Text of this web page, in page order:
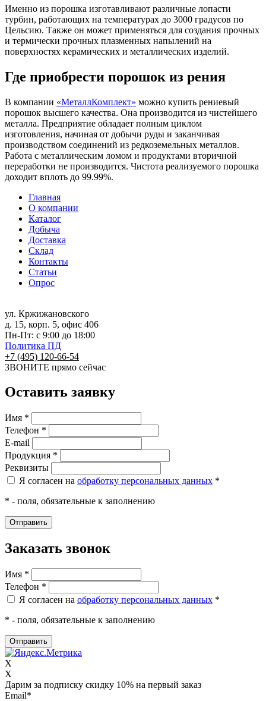
Именно из порошка изготавливают различные лопасти
турбин, работающих на температурах до 3000 градусов по
Цельсию. Также он может применяться для создания прочных
и термически прочных плазменных напылений на
поверхностях керамических и металлических изделий.
Где приобрести порошок из рения
В компании «МеталлКомплект» можно купить рениевый
порошок высшего качества. Она производится из чистейшего
металла. Предприятие обладает полным циклом
изготовления, начиная от добычи руды и заканчивая
производством соединений из редкоземельных металлов.
Работа с металлическим ломом и продуктами вторичной
переработки не производится. Чистота реализуемого порошка
доходит вплоть до 99.99%.
Главная
О компании
Каталог
Добыча
Доставка
Склад
Контакты
Статьи
Опрос
ул. Кржижановского
д. 15, корп. 5, офис 406
Пн-Пт: с 9:00 до 18:00
Политика ПД
+7 (495) 120-66-54
ЗВОНИТЕ прямо сейчас
Оставить заявку
Имя *
Телефон *
E-mail
Продукция *
Реквизиты
Я согласен на обработку персональных данных *
* - поля, обязательные к заполнению
Заказать звонок
Имя *
Телефон *
Я согласен на обработку персональных данных *
* - поля, обязательные к заполнению
X
X
Дарим за подписку скидку 10% на первый заказ
Email*